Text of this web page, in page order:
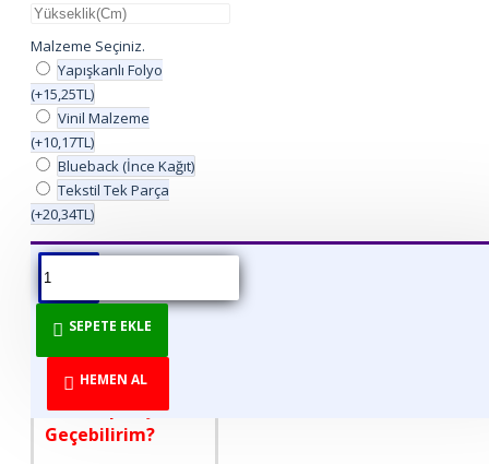
Malzeme Seçiniz.
Yapışkanlı Folyo
(+15,25TL)
Vinil Malzeme
(+10,17TL)
Blueback (İnce Kağıt)
Tekstil Tek Parça
(+20,34TL)
SEPETE EKLE
HEMEN AL
ÜRÜN BILGISI ÜRÜN YORUMLARI
DİREKT ÜRETİCİDEN
TÜKETİCİYE!
Nasıl Sipariş
Geçebilirim?